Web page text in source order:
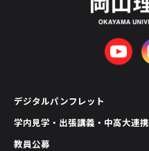
デジタルパンフレット
学内見学・出張講義・中高大連携
教員公募